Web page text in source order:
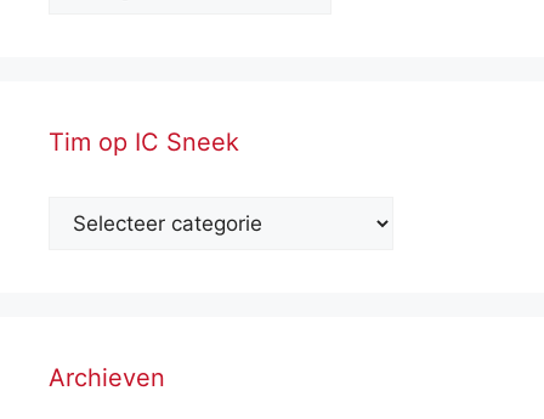
Tim op IC Sneek
Archieven